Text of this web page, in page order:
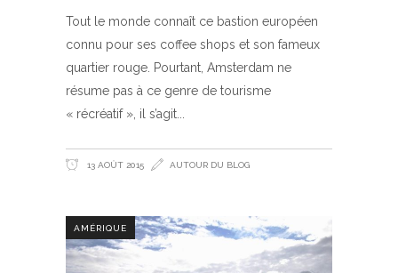
Tout le monde connaît ce bastion européen
connu pour ses coffee shops et son fameux
quartier rouge. Pourtant, Amsterdam ne
résume pas à ce genre de tourisme
« récréatif », il s’agit
13 AOÛT 2015 AUTOUR DU BLOG
AMÉRIQUE